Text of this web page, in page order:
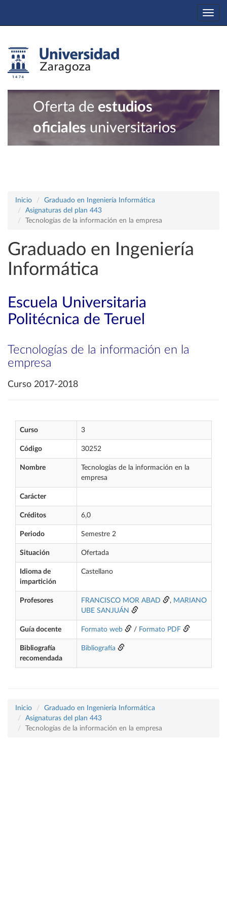
Oferta de estudios
oficiales universitarios
Inicio
Graduado en Ingeniería Informática
Asignaturas del plan 443
Tecnologías de la información en la empresa
Graduado en Ingeniería
Informática
Escuela Universitaria
Politécnica de Teruel
Tecnologías de la información en la
empresa
Curso 2017-2018
Curso 3
Código 30252
Nombre
Tecnologías de la información en la
empresa
Carácter
Créditos 6,0
Periodo Semestre 2
Situación Ofertada
Idioma de
impartición
Castellano
Profesores FRANCISCO MOR ABAD , MARIANO
UBE SANJUÁN
Guía docente Formato web / Formato PDF
Bibliografía
recomendada
Bibliografía
Inicio
Graduado en Ingeniería Informática
Asignaturas del plan 443
Tecnologías de la información en la empresa